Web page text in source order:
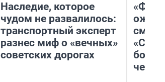
Наследие, которое
чудом не развалилось:
транспортный эксперт
разнес миф о «вечных»
советских дорогах